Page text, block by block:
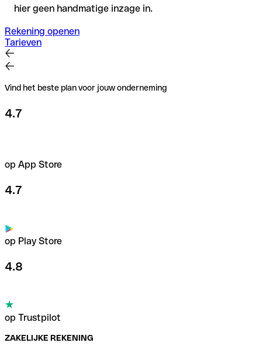
hier geen handmatige inzage in.
Rekening openen
Tarieven
Vind het beste plan voor jouw onderneming
4.7
op App Store
4.7
op Play Store
4.8
op Trustpilot
ZAKELIJKE REKENING